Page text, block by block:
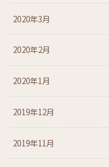
2020年3月
2020年2月
2020年1月
2019年12月
2019年11月